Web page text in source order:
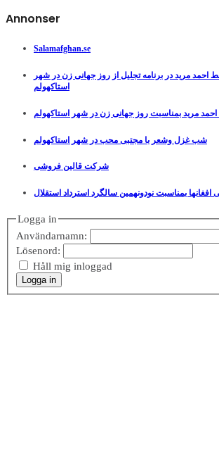
Annonser
Salamafghan.se
احمد مرید در برنامه تجلیل از روز جهانی زن در شهر
استاکهولم
مرید بمناسبت روز جهانی زن در شهر استاکهولم
شب غزل وشعر با مجتبی محب در شهر استاکهولم
شرکت قالین فروشی
بمناسبت نودونهمین سالگرد استرداد استقلال
Logga in
Användarnamn:
Lösenord:
Håll mig inloggad
Logga in